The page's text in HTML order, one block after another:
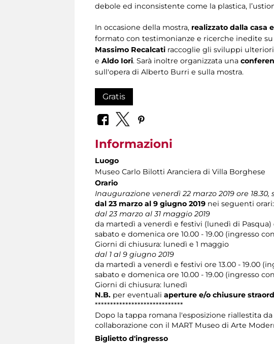
debole ed inconsistente come la plastica,
In occasione della mostra, realizzato dalla casa
formato con testimonianze e ricerche inedite su
Massimo Recalcati raccoglie gli sviluppi
e Aldo Iori. Sarà inoltre organizzata una
sull'opera di Alberto Burri e sulla mostra.
Gratis
Informazioni
Luogo
Museo Carlo Bilotti Aranciera di Villa Borghese
Orario
Inaugurazione venerdì 22 marzo 2019 ore
dal 23 marzo al 9 giugno 2019 nei seguenti orari:
dal 23 marzo al 31 maggio 2019
da martedì a venerdì e festivi (lunedì di Pasqua)
sabato e domenica ore 10.00 - 19.00 (ingresso
Giorni di chiusura: lunedì e 1 maggio
dal 1 al 9 giugno 2019
da martedì a venerdì e festivi ore 13.00 - 19.00
sabato e domenica ore 10.00 - 19.00 (ingresso
Giorni di chiusura: lunedì
N.B. per eventuali aperture e/o chiusure
*****************************
Dopo la tappa romana l'esposizione riallestita
collaborazione con il MART Museo di Arte
Biglietto d'ingresso